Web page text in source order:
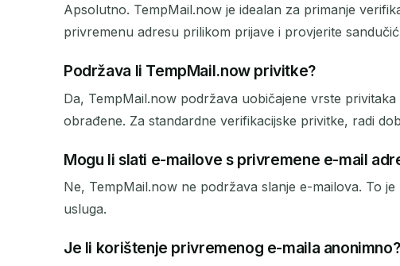
Apsolutno. TempMail.now je idealan za primanje
privremenu adresu prilikom prijave i provjerite
Podržava li TempMail.now privitke?
Da, TempMail.now podržava uobičajene vrste
obrađene. Za standardne verifikacijske privitke, radi
Mogu li slati e-mailove s privremene e-mail
Ne, TempMail.now ne podržava slanje e-mailova. To
usluga.
Je li korištenje privremenog e-maila anonimno?